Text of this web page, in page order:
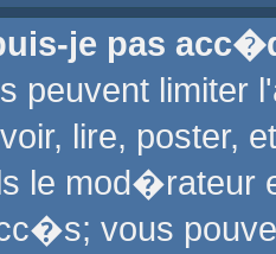
je pas
peuvent
lire, poster,
le mod�rateur
vous